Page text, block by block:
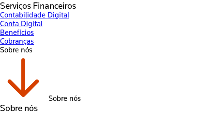
Serviços Financeiros
Contabilidade Digital
Conta Digital
Benefícios
Cobranças
Sobre nós
Sobre nós
Sobre nós